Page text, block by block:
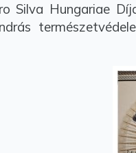
Silva Hungariae